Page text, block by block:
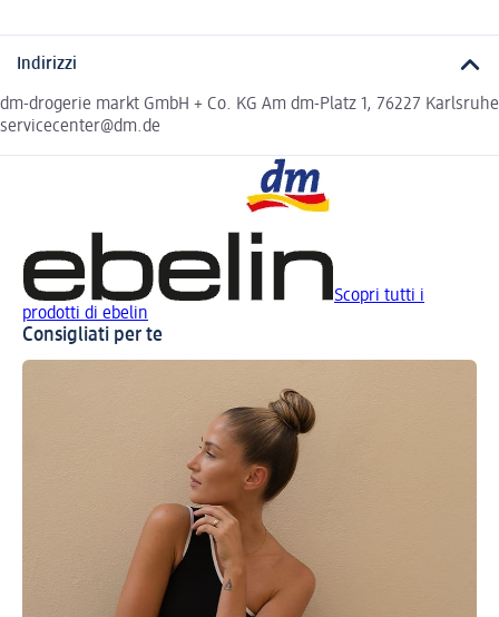
Indirizzi
dm-drogerie markt GmbH + Co. KG Am dm-Platz 1, 76227 Karlsruhe
servicecenter@dm.de
Scopri tutti i
prodotti di ebelin
Consigliati per te